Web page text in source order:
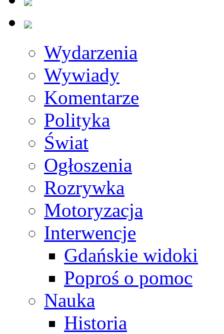
Wydarzenia
Wywiady
Komentarze
Polityka
Świat
Ogłoszenia
Rozrywka
Motoryzacja
Interwencje
Gdańskie widoki
Poproś o pomoc
Nauka
Historia